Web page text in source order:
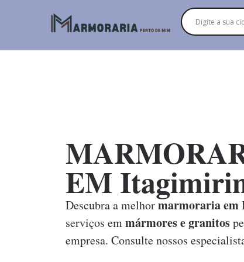
EM
Descubra a melhormarmoraria
serviços emmármores e granitos
empresa. Consulte nossos